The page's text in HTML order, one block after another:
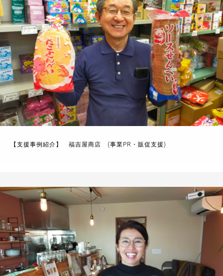
【支援事例紹介】 福吉屋商店 (事業PR・販促支援)